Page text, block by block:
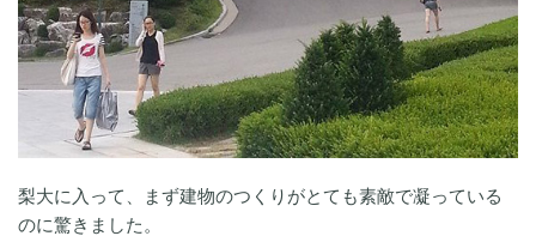
梨大に入って、まず建物のつくりがとても素敵で凝っている
のに驚きました。